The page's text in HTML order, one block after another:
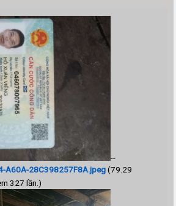
--
A60A-28C398257F8A.jpeg(79.29
327 lần.)